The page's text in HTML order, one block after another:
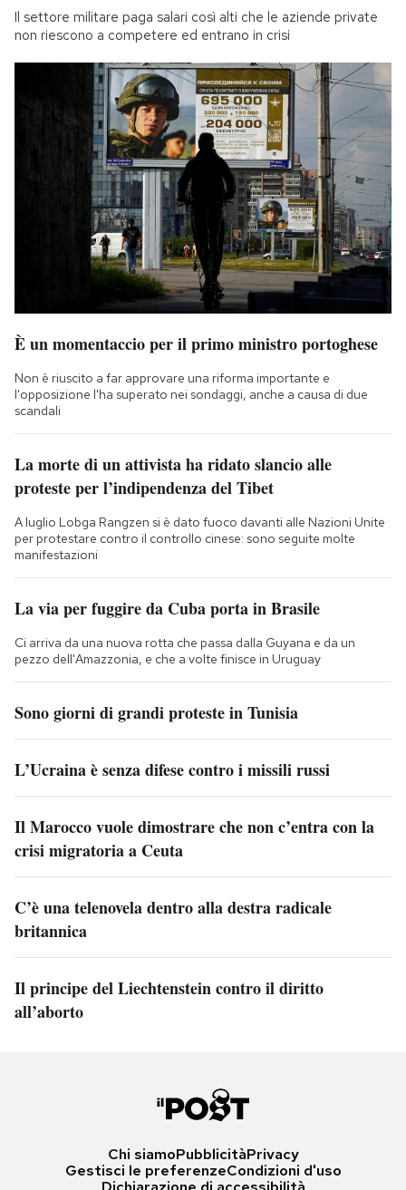
Il settore militare paga salari così alti che le aziende private
non riescono a competere ed entrano in crisi
È un momentaccio per il primo ministro portoghese
Non è riuscito a far approvare una riforma importante e
l'opposizione l'ha superato nei sondaggi, anche a causa di due
scandali
La morte di un attivista ha ridato slancio alle
proteste per l’indipendenza del Tibet
A luglio Lobga Rangzen si è dato fuoco davanti alle Nazioni Unite
per protestare contro il controllo cinese: sono seguite molte
manifestazioni
La via per fuggire da Cuba porta in Brasile
Ci arriva da una nuova rotta che passa dalla Guyana e da un
pezzo dell'Amazzonia, e che a volte finisce in Uruguay
Sono giorni di grandi proteste in Tunisia
L’Ucraina è senza difese contro i missili russi
Il Marocco vuole dimostrare che non c’entra con la
crisi migratoria a Ceuta
C’è una telenovela dentro alla destra radicale
britannica
Il principe del Liechtenstein contro il diritto
all’aborto
Chi siamoPubblicitàPrivacy
Gestisci le preferenzeCondizioni d'uso